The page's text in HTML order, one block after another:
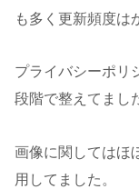
も多く更新頻度
プライバシーポリ
段階で整えてまし
画像に関してはほ
用してました。